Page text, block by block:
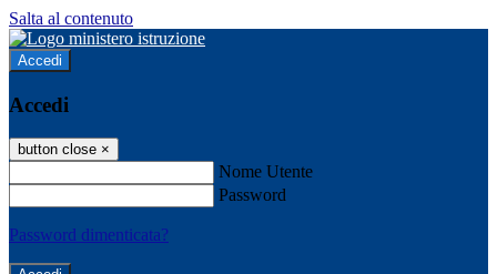
Salta al contenuto
Accedi
Accedi
button close ×
Nome Utente
Password
Password dimenticata?